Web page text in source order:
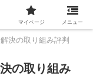
決の取り組み評判
の取り組み
マイページ メニュー